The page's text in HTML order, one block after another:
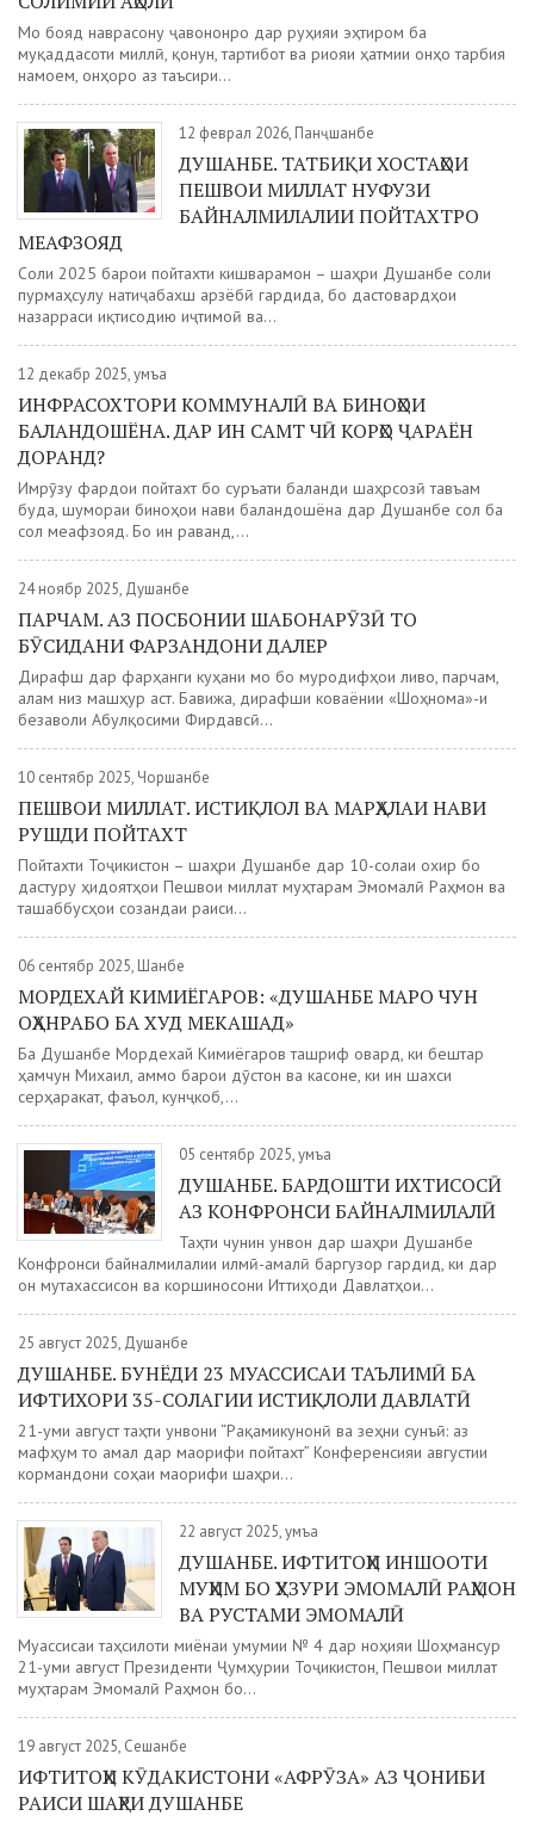
Мо бояд наврасону ҷавононро дар руҳияи эҳтиром ба
муқаддасоти миллӣ, қонун, тартибот ва риояи ҳатмии онҳо тарбия
намоем, онҳоро аз таъсири...
12 феврал 2026, Панҷшанбе
ДУШАНБЕ. ТАТБИҚИ ХОСТАҲОИ
ПЕШВОИ МИЛЛАТ НУФУЗИ
БАЙНАЛМИЛАЛИИ ПОЙТАХТРО
МЕАФЗОЯД
Соли 2025 барои пойтахти кишварамон – шаҳри Душанбе соли
пурмаҳсулу натиҷабахш арзёбӣ гардида, бо дастовардҳои
назарраси иқтисодию иҷтимоӣ ва...
12 декабр 2025, Ҷумъа
ИНФРАСОХТОРИ КОММУНАЛӢ ВА БИНОҲОИ
БАЛАНДОШЁНА. ДАР ИН САМТ ЧӢ КОРҲО ҶАРАЁН
ДОРАНД?
Имрӯзу фардои пойтахт бо суръати баланди шаҳрсозӣ тавъам
буда, шумораи биноҳои нави баландошёна дар Душанбе сол ба
сол меафзояд. Бо ин раванд,...
24 ноябр 2025, Душанбе
ПАРЧАМ. АЗ ПОСБОНИИ ШАБОНАРӮЗӢ ТО
БӮСИДАНИ ФАРЗАНДОНИ ДАЛЕР
Дирафш дар фарҳанги куҳани мо бо муродифҳои ливо, парчам,
алам низ машҳур аст. Бавижа, дирафши коваёнии «Шоҳнома»-и
безаволи Абулқосими Фирдавсӣ...
10 сентябр 2025, Чоршанбе
ПЕШВОИ МИЛЛАТ. ИСТИҚЛОЛ ВА МАРҲАЛАИ НАВИ
РУШДИ ПОЙТАХТ
Пойтахти Тоҷикистон – шаҳри Душанбе дар 10-солаи охир бо
дастуру ҳидоятҳои Пешвои миллат муҳтарам Эмомалӣ Раҳмон ва
ташаббусҳои созандаи раиси...
06 сентябр 2025, Шанбе
МОРДЕХАЙ КИМИЁГАРОВ: «ДУШАНБЕ МАРО ЧУН
ОҲАНРАБО БА ХУД МЕКАШАД»
Ба Душанбе Мордехай Кимиёгаров ташриф овард, ки бештар
ҳамчун Михаил, аммо барои дӯстон ва касоне, ки ин шахси
серҳаракат, фаъол, кунҷкоб,...
05 сентябр 2025, Ҷумъа
ДУШАНБЕ. БАРДОШТИ ИХТИСОСӢ
АЗ КОНФРОНСИ БАЙНАЛМИЛАЛӢ
Таҳти чунин унвон дар шаҳри Душанбе
Конфронси байналмилалии илмӣ-амалӣ баргузор гардид, ки дар
он мутахассисон ва коршиносони Иттиҳоди Давлатҳои...
25 август 2025, Душанбе
ДУШАНБЕ. БУНЁДИ 23 МУАССИСАИ ТАЪЛИМӢ БА
ИФТИХОРИ 35-СОЛАГИИ ИСТИҚЛОЛИ ДАВЛАТӢ
21-уми август таҳти унвони “Рақамикунонӣ ва зеҳни сунъӣ: аз
мафҳум то амал дар маорифи пойтахт” Конференсияи августии
кормандони соҳаи маорифи шаҳри...
22 август 2025, Ҷумъа
ДУШАНБЕ. ИФТИТОҲИ ИНШООТИ
МУҲИМ БО ҲУЗУРИ ЭМОМАЛӢ РАҲМОН
ВА РУСТАМИ ЭМОМАЛӢ
Муассисаи таҳсилоти миёнаи умумии № 4 дар ноҳияи Шоҳмансур
21-уми август Президенти Ҷумҳурии Тоҷикистон, Пешвои миллат
муҳтарам Эмомалӣ Раҳмон бо...
19 август 2025, Сешанбе
ИФТИТОҲИ КӮДАКИСТОНИ «АФРӮЗА» АЗ ҶОНИБИ
РАИСИ ШАҲРИ ДУШАНБЕ